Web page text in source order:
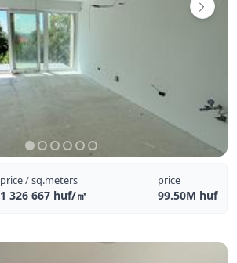
price / sq.meters
1 326 667 huf/㎡
price
99.50M huf